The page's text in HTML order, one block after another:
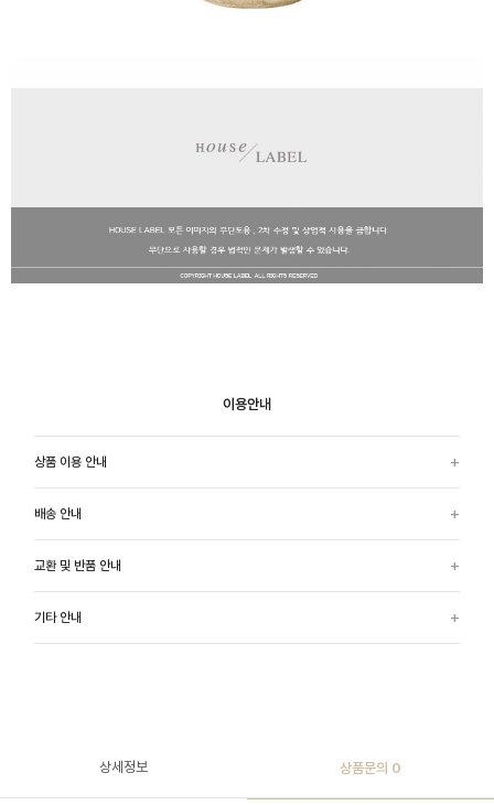
이용안내
상품 이용 안내
배송 안내
교환 및 반품 안내
기타 안내
상세정보 상품문의 0